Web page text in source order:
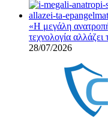
«Η μεγάλη
τεχνολογία
28/07/2026